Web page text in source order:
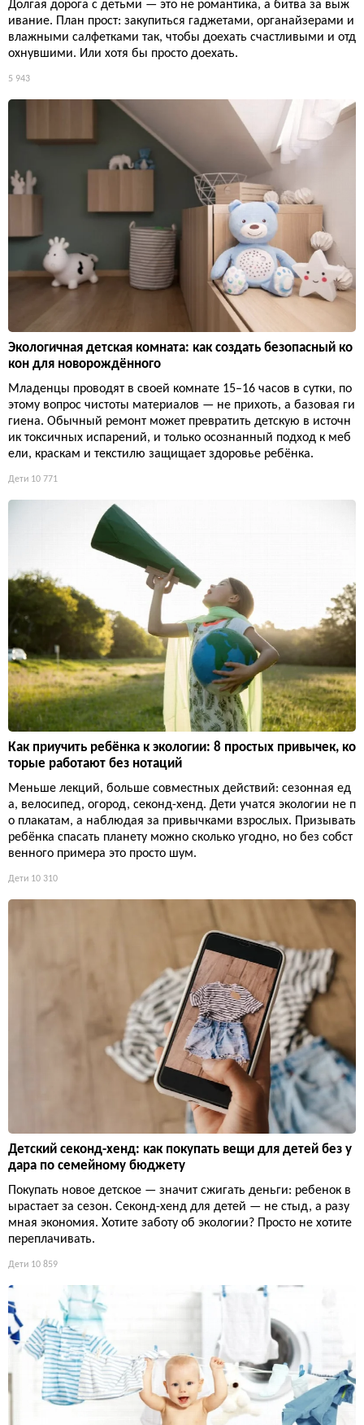
Долгая дорога с детьми — это не романтика, а битва за выж
ивание. План прост: закупиться гаджетами, органайзерами и
влажными салфетками так, чтобы доехать счастливыми и отд
охнувшими. Или хотя бы просто доехать.
5 943
Экологичная детская комната: как создать безопасный ко
кон для новорождённого
Младенцы проводят в своей комнате 15–16 часов в сутки, по
этому вопрос чистоты материалов — не прихоть, а базовая ги
гиена. Обычный ремонт может превратить детскую в источн
ик токсичных испарений, и только осознанный подход к меб
ели, краскам и текстилю защищает здоровье ребёнка.
Дети 10 771
Как приучить ребёнка к экологии: 8 простых привычек, ко
торые работают без нотаций
Меньше лекций, больше совместных действий: сезонная ед
а, велосипед, огород, секонд-хенд. Дети учатся экологии не п
о плакатам, а наблюдая за привычками взрослых. Призывать
ребёнка спасать планету можно сколько угодно, но без собст
венного примера это просто шум.
Дети 10 310
Детский секонд-хенд: как покупать вещи для детей без у
дара по семейному бюджету
Покупать новое детское — значит сжигать деньги: ребенок в
ырастает за сезон. Секонд-хенд для детей — не стыд, а разу
мная экономия. Хотите заботу об экологии? Просто не хотите
переплачивать.
Дети 10 859